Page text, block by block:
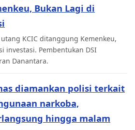
Bukan Lagi di
KCIC ditanggung Kemenkeu,
investasi. Pembentukan DSI
Danantara.
diamankan polisi terkait
narkoba,
hingga malam